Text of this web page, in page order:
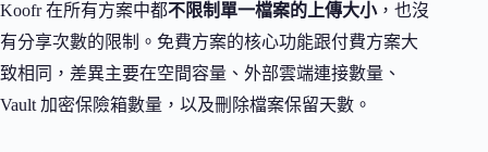
Koofr 在所有方案中都不限制單一檔案的上傳大小，也沒
有分享次數的限制。免費方案的核心功能跟付費方案大
致相同，差異主要在空間容量、外部雲端連接數量、
Vault 加密保險箱數量，以及刪除檔案保留天數。